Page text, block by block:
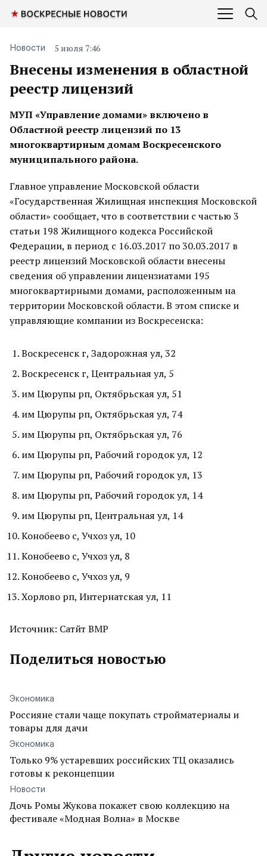
Внесены изменения в областной
реестр лицензий
Новости 5 июля 7:46
МУП «Управление домами» включено в
Областной реестр лицензий по 13
многоквартирным домам Воскресенского
муниципального района.
Главное управление Московской области
«Государственная Жилищная инспекция Московской
области» сообщает, что в соответствии с частью 3
статьи 198 Жилищного кодекса Российской
Федерации, в период с 16.03.2017 по 30.03.2017 в
реестр лицензий Московской области внесены
сведения об управлении лицензиатами 195
многоквартирными домами, расположенным на
территории Московской области. В этом списке и
управляющие компании из Воскресенска:
Воскресенск г, Задорожная ул, 32
Воскресенск г, Центральная ул, 5
им Цюрупы рп, Октябрьская ул, 51
им Цюрупы рп, Октябрьская ул, 74
им Цюрупы рп, Октябрьская ул, 76
им Цюрупы рп, Рабочий городок ул, 12
им Цюрупы рп, Рабочий городок ул, 13
им Цюрупы рп, Рабочий городок ул, 14
им Цюрупы рп, Центральная ул, 14
Конобеево с, Учхоз ул, 10
Конобеево с, Учхоз ул, 8
Конобеево с, Учхоз ул, 9
Хорлово рп, Интернатская ул, 11
Источник: Сатйт ВМР
Поделиться новостью
Экономика
Россияне стали чаще покупать стройматериалы и
товары для дачи
Экономика
Только 9% устаревших российских ТЦ оказались
готовы к реконцепции
Новости
Дочь Ромы Жукова покажет свою коллекцию на
фестивале «Модная Волна» в Москве